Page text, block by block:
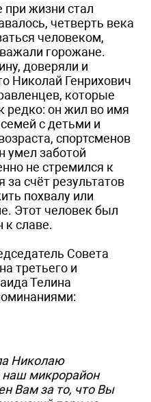
при жизни стал
четверть века
человеком,
горожане.
доверяли и
Николай Генрихович
которые
редко: он жил во имя
с детьми и
спортсменов
умел заботой
не стремился к
счёт результатов
похвалу или
Этот человек был
к славе.
Совета
третьего и
Телина
Николаю
наш микрорайон
Вам за то, что Вы